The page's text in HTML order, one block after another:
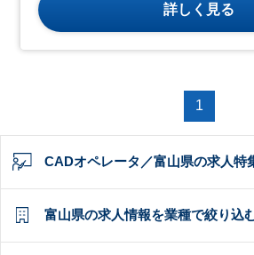
詳しく見る
1
CADオペレータ／富山県の求人特
富山県の求人情報を業種で絞り込